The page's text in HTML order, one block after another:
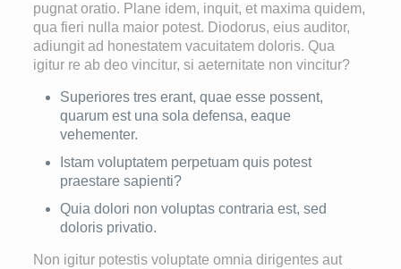
pugnat oratio. Plane idem, inquit, et maxima quidem,
qua fieri nulla maior potest. Diodorus, eius auditor,
adiungit ad honestatem vacuitatem doloris. Qua
igitur re ab deo vincitur, si aeternitate non vincitur?
Superiores tres erant, quae esse possent,
quarum est una sola defensa, eaque
vehementer.
Istam voluptatem perpetuam quis potest
praestare sapienti?
Quia dolori non voluptas contraria est, sed
doloris privatio.
Non igitur potestis voluptate omnia dirigentes aut